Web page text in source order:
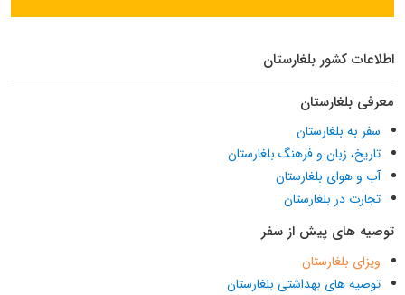
اطلاعات کشور بلغارستان
معرفی بلغارستان
سفر به بلغارستان
تاریخ، زبان و فرهنگ بلغارستان
آب و هوای بلغارستان
تجارت در بلغارستان
توصیه های پیش از سفر
ویزای بلغارستان
توصیه های بهداشتی بلغارستان